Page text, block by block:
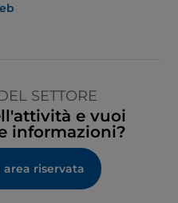
SETTORE
e vuoi
informazioni?
riservata